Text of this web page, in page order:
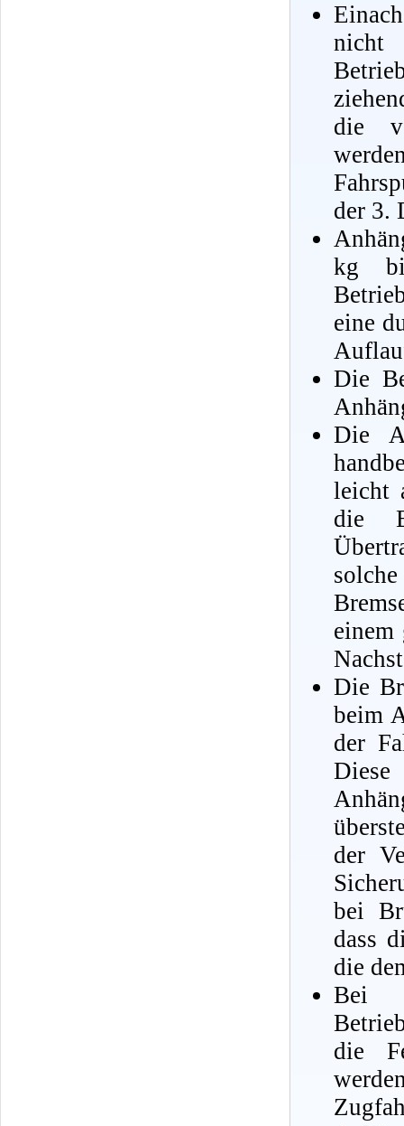
die
der 3.
kg
eine
Die
Die
leicht
die
einem
Die
beim
der
der
bei
dass
die
Bei
die